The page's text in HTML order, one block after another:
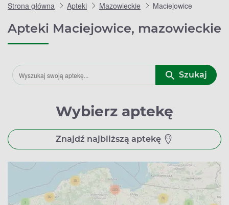
Strona główna Apteki Mazowieckie Maciejowice
Apteki Maciejowice, mazowieckie
Szukaj
Wybierz aptekę
Znajdź najbliższą aptekę